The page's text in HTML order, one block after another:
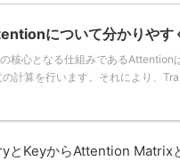
について分かりやす
核心となる仕組みであるAttention
計算を行います。それにより、
とKeyからAttention Matrix